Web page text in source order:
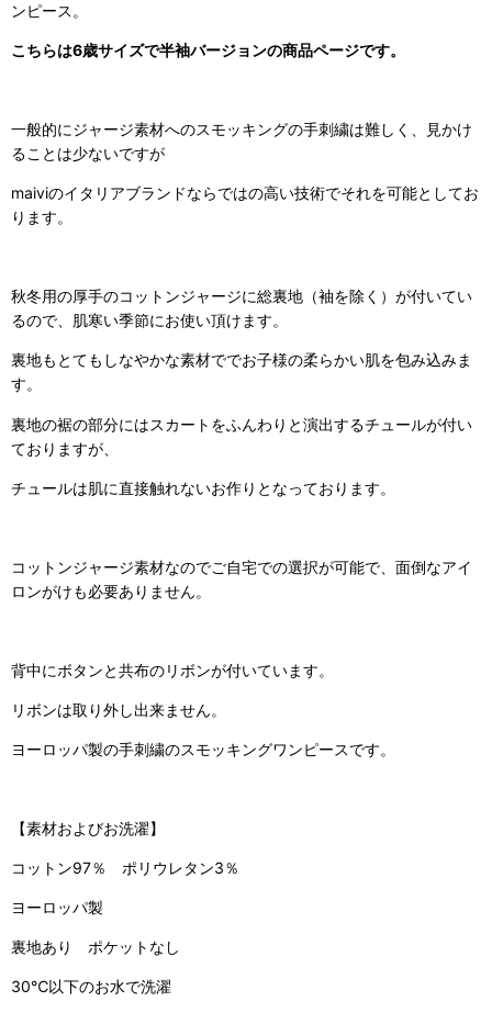
ンピース。
こちらは6歳サイズで半袖バージョンの商品ページです。
一般的にジャージ素材へのスモッキングの手刺繍は難しく、見かけ
ることは少ないですが
maiviのイタリアブランドならではの高い技術でそれを可能としてお
ります。
秋冬用の厚手のコットンジャージに総裏地（袖を除く）が付いてい
るので、肌寒い季節にお使い頂けます。
裏地もとてもしなやかな素材ででお子様の柔らかい肌を包み込みま
す。
裏地の裾の部分にはスカートをふんわりと演出するチュールが付い
ておりますが、
チュールは肌に直接触れないお作りとなっております。
コットンジャージ素材なのでご自宅での選択が可能で、面倒なアイ
ロンがけも必要ありません。
背中にボタンと共布のリボンが付いています。
リボンは取り外し出来ません。
ヨーロッパ製の手刺繍のスモッキングワンピースです。
【素材およびお洗濯】
コットン97％ ポリウレタン3％
ヨーロッパ製
裏地あり ポケットなし
30℃以下のお水で洗濯